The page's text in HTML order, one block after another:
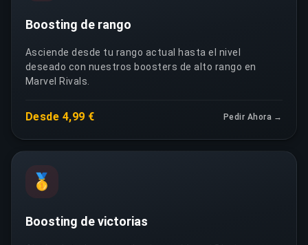
Boosting de rango
Asciende desde tu rango actual hasta el nivel
deseado con nuestros boosters de alto rango en
Marvel Rivals.
Desde 4,99 € Pedir Ahora →
🥇
Boosting de victorias